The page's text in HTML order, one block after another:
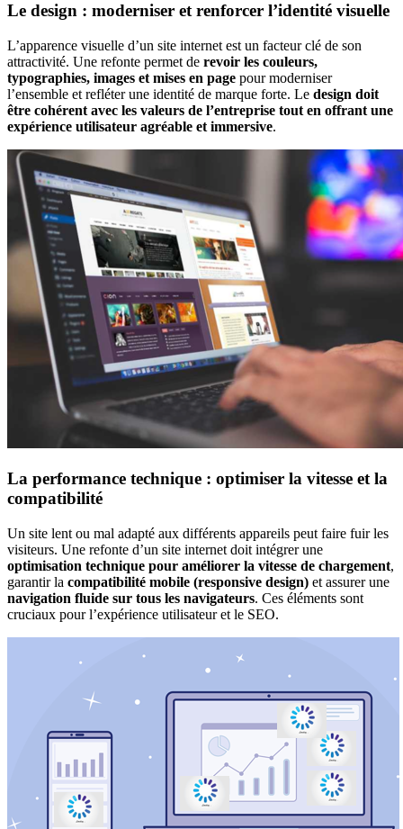
Le design : moderniser et renforcer l’identité visuelle
L’apparence visuelle d’un site internet est un facteur clé de son
attractivité. Une refonte permet de revoir les couleurs,
typographies, images et mises en page pour moderniser
l’ensemble et refléter une identité de marque forte. Le design doit
être cohérent avec les valeurs de l’entreprise tout en offrant une
expérience utilisateur agréable et immersive.
La performance technique : optimiser la vitesse et la
compatibilité
Un site lent ou mal adapté aux différents appareils peut faire fuir les
visiteurs. Une refonte d’un site internet doit intégrer une
optimisation technique pour améliorer la vitesse de chargement,
garantir la compatibilité mobile (responsive design) et assurer une
navigation fluide sur tous les navigateurs. Ces éléments sont
cruciaux pour l’expérience utilisateur et le SEO.